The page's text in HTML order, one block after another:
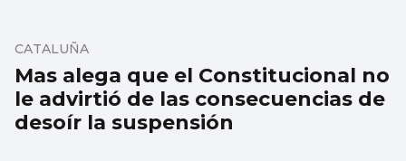
Mas alega que el Constitucional no
le advirtió de las consecuencias de
desoír la suspensión
CATALUÑA